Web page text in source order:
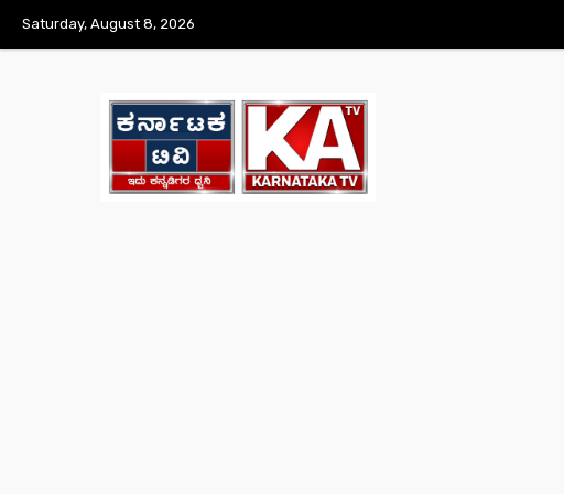
Saturday, August 8, 2026